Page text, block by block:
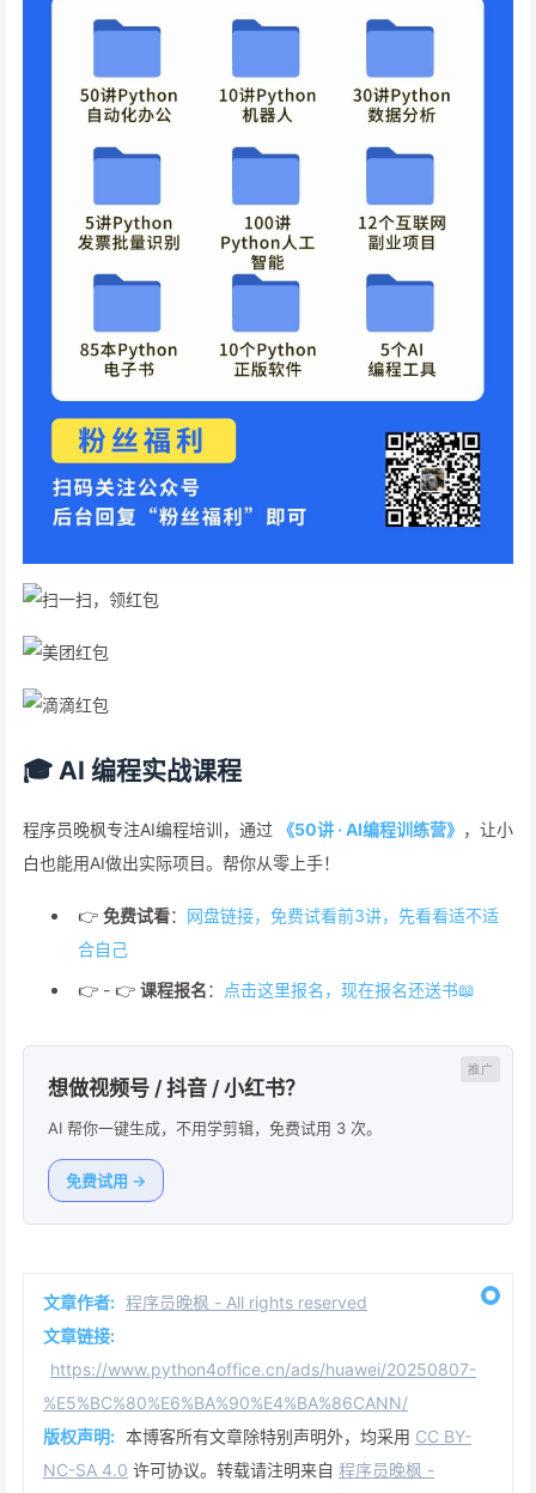
🎓 AI 编程实战课程
程序员晚枫专注AI编程培训，通过 《50讲 · AI编程训练营》 ，让小
白也能用AI做出实际项目。帮你从零上手！
👉 免费试看： 网盘链接，免费试看前3讲，先看看适不适
合自己
👉 - 👉 课程报名： 点击这里报名，现在报名还送书📖
想做视频号 / 抖音 / 小红书？
AI 帮你一键生成，不用学剪辑，免费试用 3 次。
免费试用 →
文章作者: 程序员晚枫 - All rights reserved
文章链接:
https://www.python4office.cn/ads/huawei/20250807-
%E5%BC%80%E6%BA%90%E4%BA%86CANN/
版权声明: 本博客所有文章除特别声明外，均采用 CC BY-
NC-SA 4.0 许可协议。转载请注明来自 程序员晚枫 -